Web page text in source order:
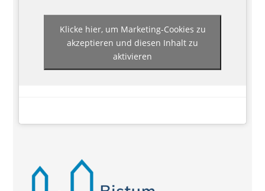
Klicke hier, um Marketing-Cookies zu
akzeptieren und diesen Inhalt zu
aktivieren